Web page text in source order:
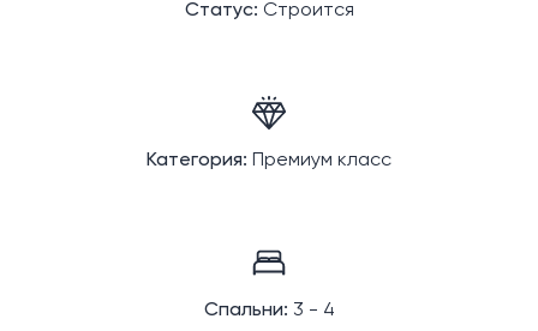
Статус: Строится
Категория: Премиум класс
Спальни: 3 - 4